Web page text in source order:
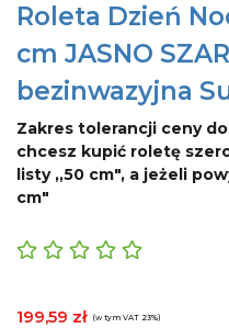
Roleta Dzień
cm JASNO
bezinwazyjna
Zakres tolerancji ceny
chcesz kupić roletę
listy ,,50 cm", a jeżeli
cm"
199,59 zł (w tym VAT 23%)